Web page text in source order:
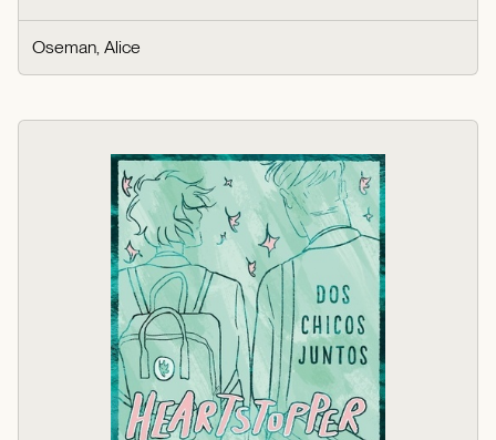
Oseman, Alice